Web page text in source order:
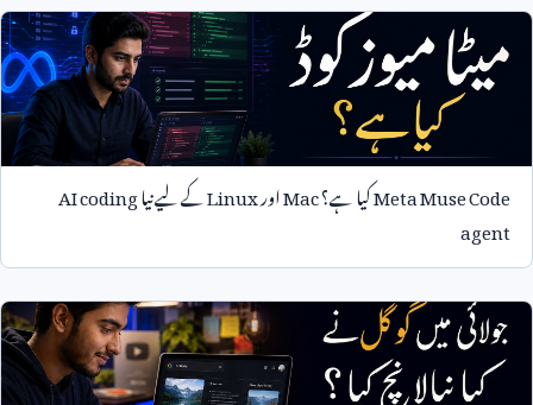
Meta Muse Codeکیا ہے؟MacاورLinuxکے لیے نیاAI coding
agent